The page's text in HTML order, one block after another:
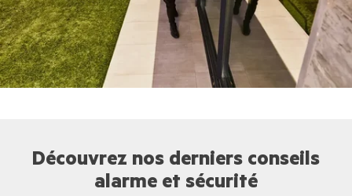
Découvrez nos derniers conseils
alarme et sécurité